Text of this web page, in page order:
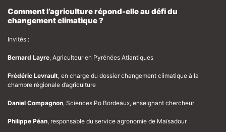
Comment l’agriculture répond-elle au défi du
changement climatique ?
Invités :
Bernard Layre, Agriculteur en Pyrénées Atlantiques
Frédéric Levrault, en charge du dossier changement climatique à la
chambre régionale d’agriculture
Daniel Compagnon, Sciences Po Bordeaux, enseignant chercheur
Philippe Péan, responsable du service agronomie de Maïsadour